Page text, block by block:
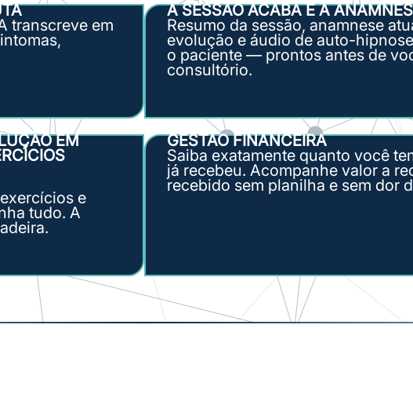
transcreve em
A SESSÃO ACABA E A
Resumo da sessão, anamnese
evolução e áudio de auto-
o paciente — prontos antes de
consultório.
EM
e
tudo. A
GESTÃO FINANCEIRA
Saiba exatamente quanto você
já recebeu. Acompanhe valor a
recebido sem planilha e sem dor